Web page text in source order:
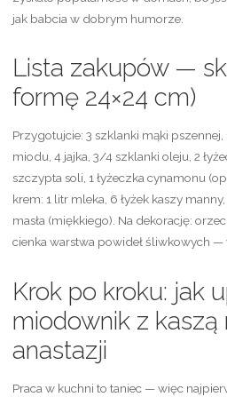
jak babcia w dobrym humorze.
Lista zakupów —
formę 24×24 cm)
Przygotujcie: 3 szklanki mąki
miodu, 4 jajka, 3/4 szklanki oleju, 2
szczypta soli, 1 łyżeczka cynamonu
krem: 1 litr mleka, 6 łyżek kaszy
masła (miękkiego). Na dekorację:
cienka warstwa powideł śliwkowych —
Krok po kroku: jak
miodownik z kaszą
anastazji
Praca w kuchni to taniec — więc